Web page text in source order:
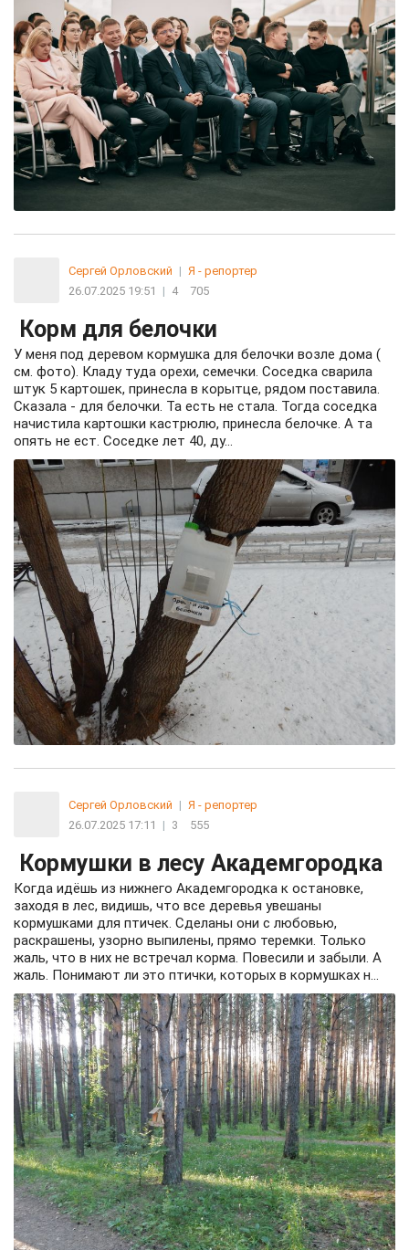
Сергей Орловский | Я - репортер
26.07.2025 19:51
| 4 705
Корм для белочки
У меня под деревом кормушка для белочки возле дома (
см. фото). Кладу туда орехи, семечки. Соседка сварила
штук 5 картошек, принесла в корытце, рядом поставила.
Сказала - для белочки. Та есть не стала. Тогда соседка
начистила картошки кастрюлю, принесла белочке. А та
опять не ест. Соседке лет 40, ду...
Сергей Орловский | Я - репортер
26.07.2025 17:11
| 3 555
Кормушки в лесу Академгородка
Когда идёшь из нижнего Академгородка к остановке,
заходя в лес, видишь, что все деревья увешаны
кормушками для птичек. Сделаны они с любовью,
раскрашены, узорно выпилены, прямо теремки. Только
жаль, что в них не встречал корма. Повесили и забыли. А
жаль. Понимают ли это птички, которых в кормушках н...